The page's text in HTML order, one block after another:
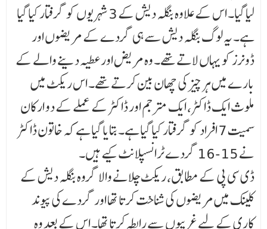
لیا گیا۔ اس کے علاوہ بنگلہ دیش کے 3 شہریوں کو گرفتار کیا گیا
ہے۔ یہ لوگ بنگلہ دیش سے ہی گردے کے مریضوں اور
ڈونرز کو یہاں لاتے تھے۔ وہ مریض اور عطیہ دینے والے کے
بارے میں ہر چیز کی چھان بین کرتے تھے۔ اس ریکٹ میں
ملوث ایک ڈاکٹر، ایک مترجم اور ڈاکٹر کے عملے کے دو ارکان
سمیت 7 افراد کو گرفتار کیا گیا ہے۔ بتایا گیا ہے کہ خاتون ڈاکٹر
نے 15-16 گردے ٹرانسپلانٹ کیے ہیں۔
ڈی سی پی کے مطابق، ریکٹ چلانے والا گروہ بنگلہ دیش کے
کلینک میں مریضوں کی شناخت کرتا تھا اور گردے کی پیوند
کاری کے لیے غریبوں سے رابطہ کرتا تھا۔ اس کے بعد وہ